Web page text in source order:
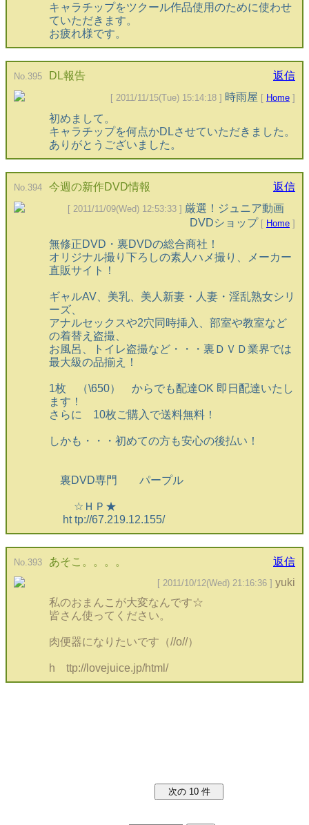
キャラチップをツクール作品使用のために使わせ
ていただきます。
お疲れ様です。
No.395 DL報告 返信
[ 2011/11/15(Tue) 15:14:18 ] 時雨屋 [ Home ]
初めまして。
キャラチップを何点かDLさせていただきました。
ありがとうございました。
No.394 今週の新作DVD情報 返信
[ 2011/11/09(Wed) 12:53:33 ] 厳選！ジュニア動画
DVDショップ [ Home ]
無修正DVD・裏DVDの総合商社！
オリジナル撮り下ろしの素人ハメ撮り、メーカー
直販サイト！
ギャルAV、美乳、美人新妻・人妻・淫乱熟女シリ
ーズ、
アナルセックスや2穴同時挿入、部室や教室など
の着替え盗撮、
お風呂、トイレ盗撮など・・・裏ＤＶＤ業界では
最大級の品揃え！
1枚 （\650） からでも配達OK 即日配達いたし
ます！
さらに 10枚ご購入で送料無料！
しかも・・・初めての方も安心の後払い！
裏DVD専門 パープル
☆ＨＰ★
ht tp://67.219.12.155/
No.393 あそこ。。。。 返信
[ 2011/10/12(Wed) 21:16:36 ] yuki
私のおまんこが大変なんです☆
皆さん使ってください。
肉便器になりたいです（//o//）
h ttp://lovejuice.jp/html/